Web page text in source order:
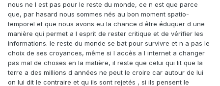
nous ne l est pas pour le reste du monde, ce n est que parce
que, par hasard nous sommes nés au bon moment spatio-
temporel et que nous avons eu la chance d être éduquer d une
manière qui permet a l esprit de rester critique et de vérifier les
informations. le reste du monde se bat pour survivre et n a pas le
choix de ses croyances, même si l accès a l internet a changer
pas mal de choses en la matière, il reste que celui qui lit que la
terre a des millions d années ne peut le croire car autour de lui
on lui dit le contraire et qu ils sont rejetés , si ils pensent le